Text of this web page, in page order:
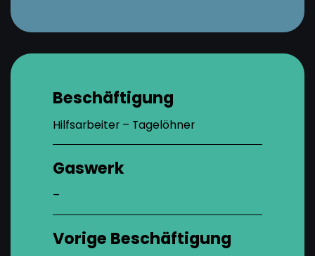
Beschäftigung
Hilfsarbeiter – Tagelöhner
Gaswerk
–
Vorige Beschäftigung